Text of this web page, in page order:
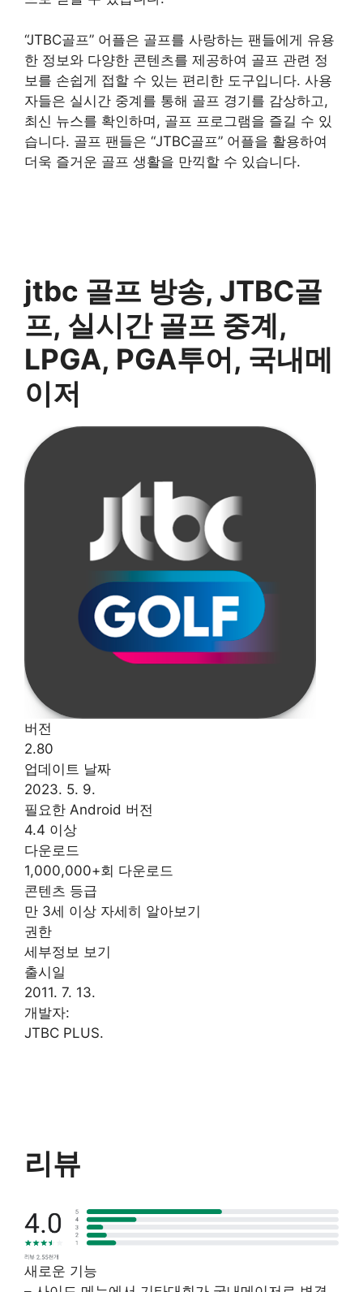
“JTBC골프” 어플은 골프를 사랑하는 팬들에게 유용
한 정보와 다양한 콘텐츠를 제공하여 골프 관련 정
보를 손쉽게 접할 수 있는 편리한 도구입니다. 사용
자들은 실시간 중계를 통해 골프 경기를 감상하고,
최신 뉴스를 확인하며, 골프 프로그램을 즐길 수 있
습니다. 골프 팬들은 “JTBC골프” 어플을 활용하여
더욱 즐거운 골프 생활을 만끽할 수 있습니다.
jtbc 골프 방송, JTBC골
프, 실시간 골프 중계,
LPGA, PGA투어, 국내메
이저
버전
2.80
업데이트 날짜
2023. 5. 9.
필요한 Android 버전
4.4 이상
다운로드
1,000,000+회 다운로드
콘텐츠 등급
만 3세 이상 자세히 알아보기
권한
세부정보 보기
출시일
2011. 7. 13.
개발자:
JTBC PLUS.
리뷰
새로운 기능